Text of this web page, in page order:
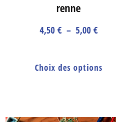
renne
4,50€ – 5,00€Plage
Choix des options